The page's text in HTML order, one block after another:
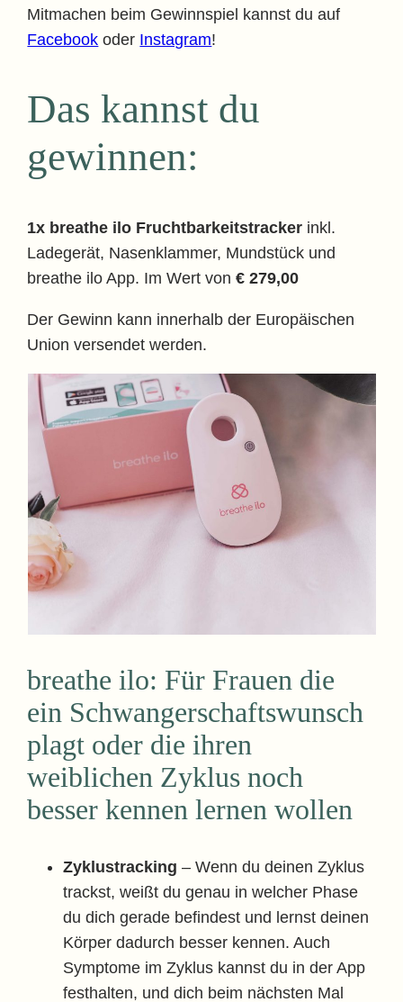
Mitmachen beim Gewinnspiel kannst du auf
Facebook oder Instagram!
Das kannst du
gewinnen:
1x breathe ilo Fruchtbarkeitstracker inkl.
Ladegerät, Nasenklammer, Mundstück und
breathe ilo App. Im Wert von€ 279,00
Der Gewinn kann innerhalb der Europäischen
Union versendet werden.
breathe ilo: Für Frauen die
ein Schwangerschaftswunsch
plagt oder die ihren
weiblichen Zyklus noch
besser kennen lernen wollen
Zyklustracking – Wenn du deinen Zyklus
trackst, weißt du genau in welcher Phase
du dich gerade befindest und lernst deinen
Körper dadurch besser kennen. Auch
Symptome im Zyklus kannst du in der App
festhalten, und dich beim nächsten Mal